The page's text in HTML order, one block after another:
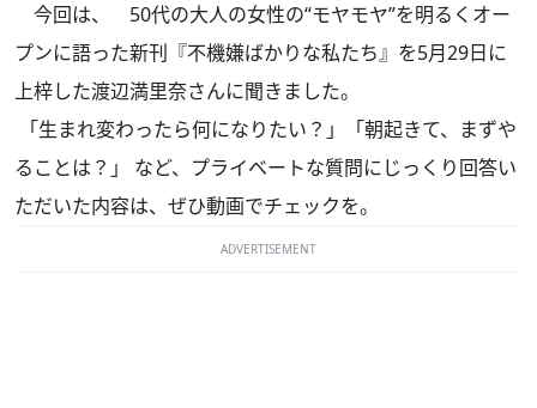
今回は、 50代の大人の女性の“モヤモヤ”を明るくオー
プンに語った新刊 『不機嫌ばかりな私たち』 を5月29日に
上梓した渡辺満里奈さんに聞きました。
「生まれ変わったら何になりたい？」「朝起きて、まずや
ることは？」 など、プライベートな質問にじっくり回答い
ただいた内容は、ぜひ動画でチェックを。
ADVERTISEMENT